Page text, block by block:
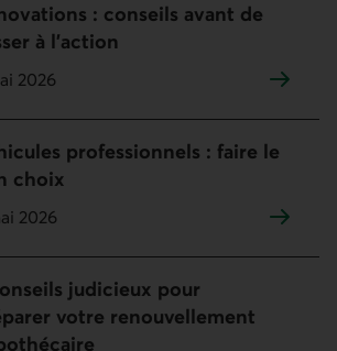
: conseils avant de
à l'action
2026
professionnels : faire le
choix
2026
judicieux pour
votre renouvellement